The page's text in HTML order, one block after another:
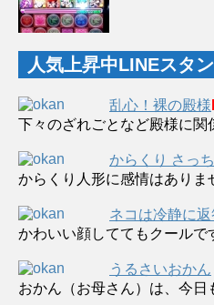
人気上昇中LINEスタン
乱心！裸の殿様
下々のざれごとなど殿様に関
からくり さっ
からくり人形に感情はあり
ネコは冷静に返
かわいい顔しててもクールで
うるさいおかん
おかん（お母さん）は、今日